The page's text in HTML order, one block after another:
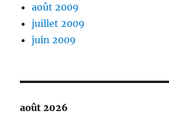
août 2009
juillet 2009
juin 2009
août 2026